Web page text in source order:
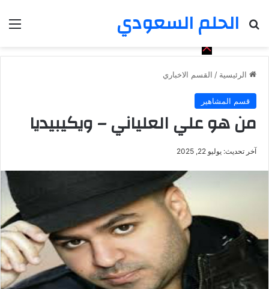
الحلم السعودي
بحث عن
الرئيسية / القسم الاخباري
قسم المشاهير
من هو علي العلياني – ويكيبيديا
آخر تحديث: يوليو 22, 2025